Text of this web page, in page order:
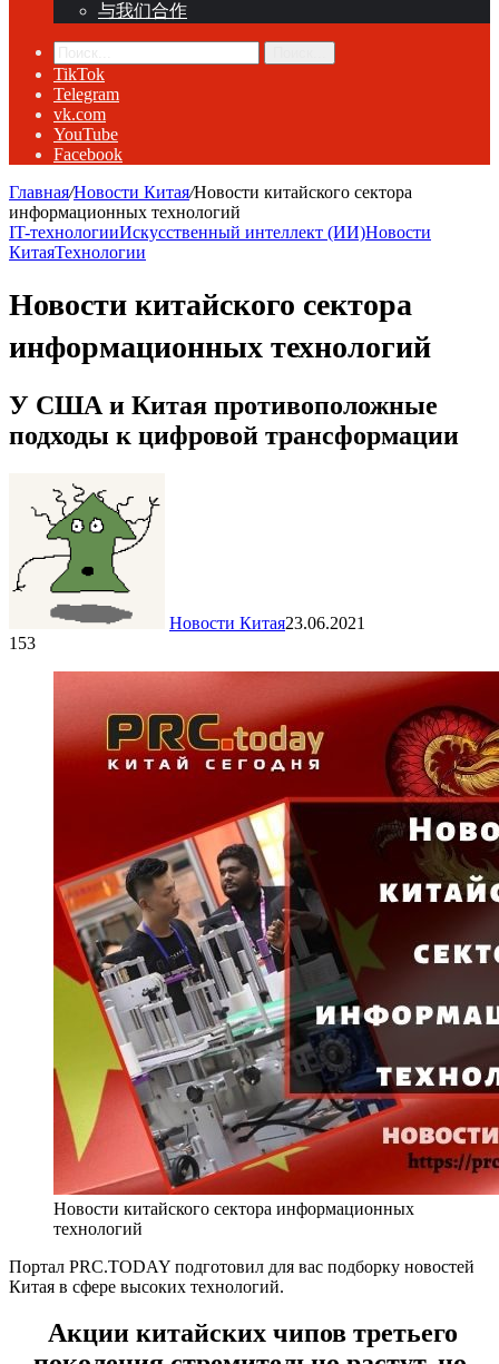
与我们合作
TikTok
Telegram
vk.com
YouTube
Facebook
Главная/Новости Китая/Новости китайского сектора
информационных технологий
IT-технологииИскусственный интеллект (ИИ)Новости
КитаяТехнологии
Новости китайского сектора
информационных технологий
У США и Китая противоположные
подходы к цифровой трансформации
Новости Китая23.06.2021
153
Новости китайского сектора информационных
технологий
Портал PRC.TODAY подготовил для вас подборку новостей
Китая в сфере высоких технологий.
Акции китайских чипов третьего